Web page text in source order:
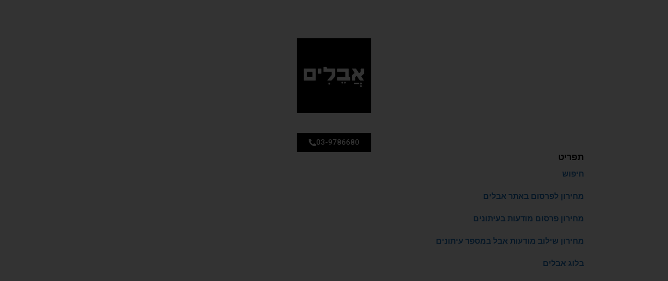
03-9786680
תפריט
חיפוש
מחירון לפרסום באתר אבלים
מחירון פרסום מודעות בעיתונים
מחירון שילוב מודעות אבל במספר עיתונים
בלוג אבלים